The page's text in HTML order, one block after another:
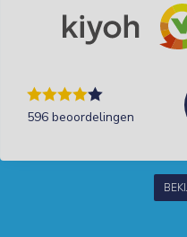
596 beoordelingen